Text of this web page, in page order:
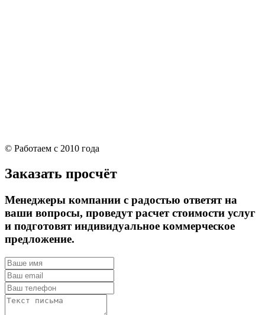
© Работаем с 2010 года
Заказать просчёт
Менеджеры компании с радостью ответят на
ваши вопросы, проведут расчет стоимости услуг
и подготовят индивидуальное коммерческое
предложение.